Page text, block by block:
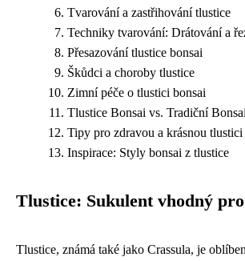
Tvarování a zastřihování tlustice
Techniky tvarování: Drátování a
Přesazování tlustice bonsai
Škůdci a choroby tlustice
Zimní péče o tlustici bonsai
Tlustice Bonsai vs. Tradiční Bonsai
Tipy pro zdravou a krásnou tlustici
Inspirace: Styly bonsai z tlustice
Tlustice: Sukulent vhodný
Tlustice, známá také jako Crassula, je